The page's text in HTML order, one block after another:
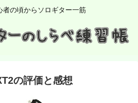
者の頃からソロギター一筋
の評価と感想